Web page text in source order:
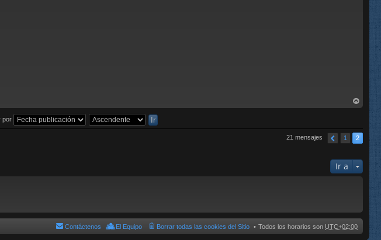
rri
por
21 mensajes 1 2
Ir a
Todos los horarios son UTC+02:00
Borrar todas las cookies del Sitio
El Equipo
Contáctenos